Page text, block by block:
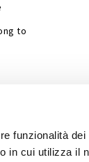
funzionalità
in cui utilizza il
to